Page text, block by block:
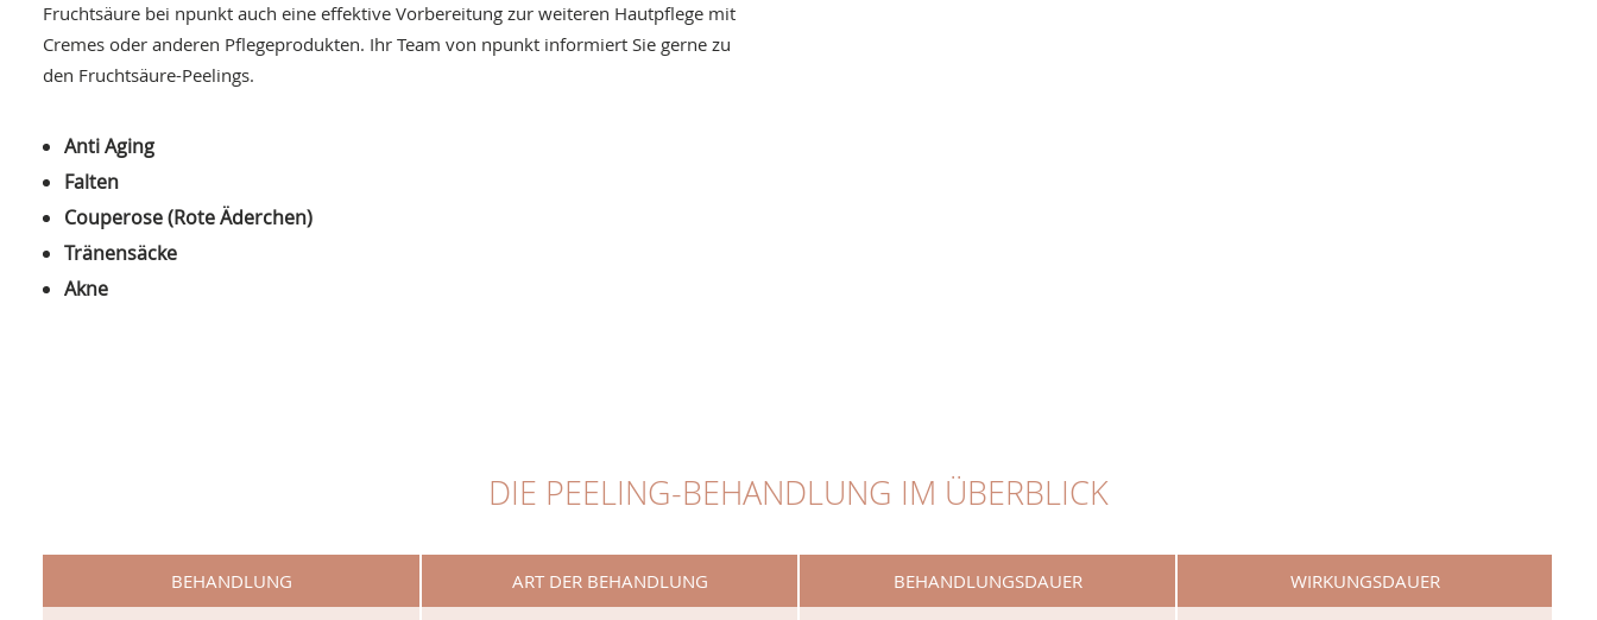
Fruchtsäure bei npunkt auch eine effektive Vorbereitung zur weiteren Hautpflege mit
Cremes oder anderen Pflegeprodukten. Ihr Team von npunkt informiert Sie gerne zu
den Fruchtsäure-Peelings.
Anti Aging
Falten
Couperose (Rote Äderchen)
Tränensäcke
Akne
DIE PEELING-BEHANDLUNG IM ÜBERBLICK
BEHANDLUNG ART DER BEHANDLUNG BEHANDLUNGSDAUER WIRKUNGSDAUER